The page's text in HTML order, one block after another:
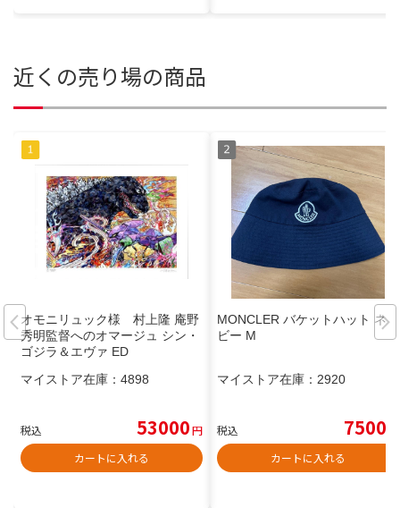
近くの売り場の商品
オモニリュック様 村上隆 庵野
秀明監督へのオマージュ シン・
ゴジラ＆エヴァ ED
マイストア在庫： 4898
税込 53000円
カートに入れる
MONCLER バケットハット ネイ
ビー M
マイストア在庫： 2920
税込 7500
カートに入れる